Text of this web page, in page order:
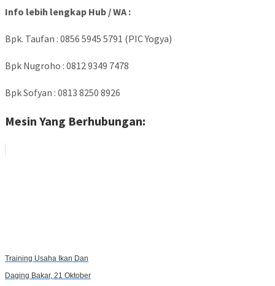
Info lebih lengkap Hub / WA :
Bpk. Taufan : 0856 5945 5791 (PIC Yogya)
Bpk Nugroho : 0812 9349 7478
Bpk Sofyan : 0813 8250 8926
Mesin Yang Berhubungan:
Training Usaha Ikan Dan
Daging Bakar, 21 Oktober